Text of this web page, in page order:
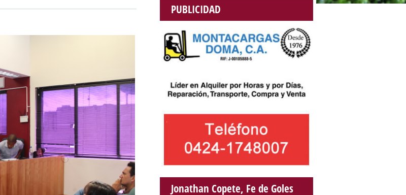
PUBLICIDAD
Jonathan Copete, Fe de Goles